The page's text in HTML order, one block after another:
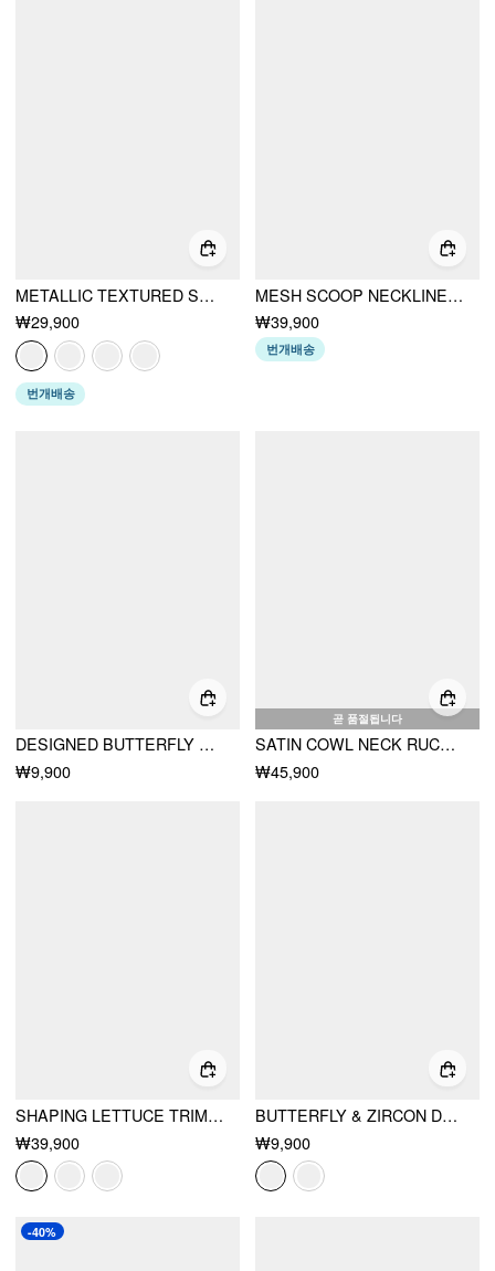
METALLIC TEXTURED SWEETHEART HALTER NECK COWL METAL DETAIL CROP CAMI TOP
₩29,900
번개배송
MESH SCOOP NECKLINE SOLID CORSET LACE UP CAMI CROP TOP
₩39,900
번개배송
DESIGNED BUTTERFLY EAR CLIP
₩9,900
곧 품절됩니다
SATIN COWL NECK RUCHED BUTTERFLY MINI DRESS
₩45,900
SHAPING LETTUCE TRIM CUT OUT SHELL CHAIN O-RING ONE PIECE SWIMSUIT
₩39,900
BUTTERFLY & ZIRCON DROP EARRINGS
₩9,900
-40%